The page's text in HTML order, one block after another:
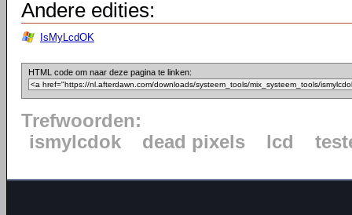
Andere edities:
IsMyLcdOK
HTML code om naar deze pagina te linken:
Trefwoorden:
ismylcdok
dead pixels lcd